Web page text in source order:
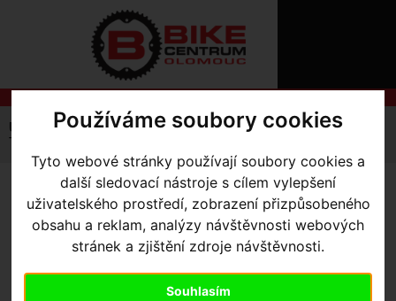
Používáme soubory cookies
Tyto webové stránky používají soubory cookies a
další sledovací nástroje s cílem vylepšení
uživatelského prostředí, zobrazení přizpůsobeného
obsahu a reklam, analýzy návštěvnosti webových
stránek a zjištění zdroje návštěvnosti.
Souhlasím
O
REGISTRACE
ZTRATILI
Úvodní strana Výbava pro kolo
Lepení a tmely
Tire repair Dynaplug knoty s kulatými hroty 5ks
TIRE REPAIR DYNAPLUG
KNOTY S KULATÝMI HROTY